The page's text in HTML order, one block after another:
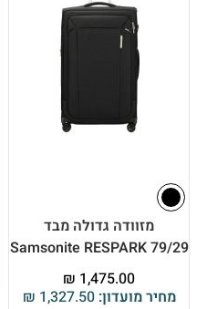
מזוודה גדולה מבד
Samsonite RESPARK 79/29
מחיר מועדון: ₪ 1,327.50
₪ 1,475.00